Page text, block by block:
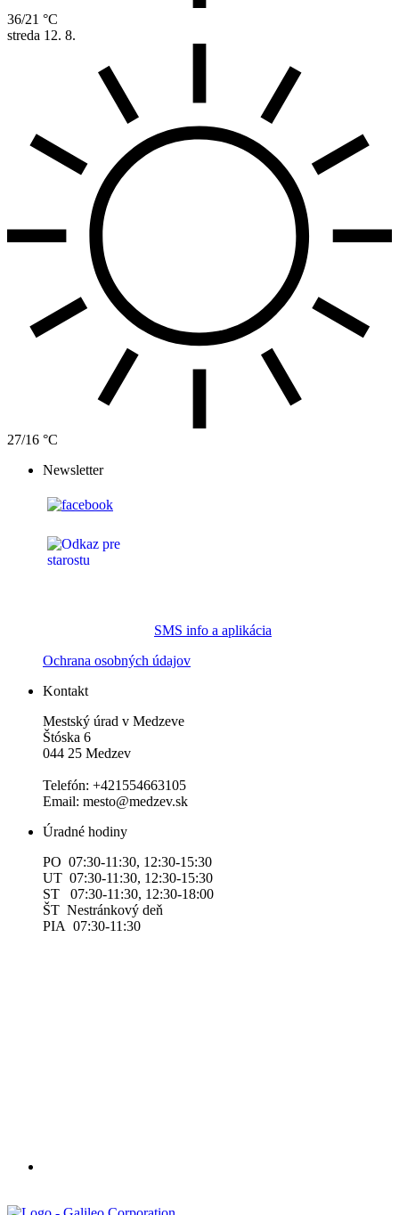
36/21 °C
streda 12. 8.
27/16 °C
Newsletter
SMS info a aplikácia
Ochrana osobných údajov
Kontakt
Mestský úrad v Medzeve
Štóska 6
044 25 Medzev
Telefón: +421554663105
Email: mesto@medzev.sk
Úradné hodiny
PO 07:30-11:30, 12:30-15:30
UT 07:30-11:30, 12:30-15:30
ST 07:30-11:30, 12:30-18:00
ŠT Nestránkový deň
PIA 07:30-11:30